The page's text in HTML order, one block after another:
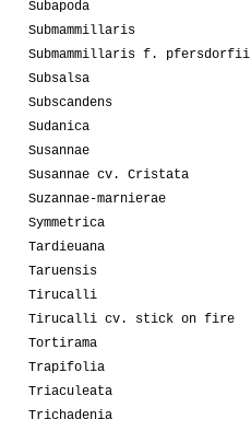
Subapoda
Submammillaris
Submammillaris f. pfersdorfii
Subsalsa
Subscandens
Sudanica
Susannae
Susannae cv. Cristata
Suzannae-marnierae
Symmetrica
Tardieuana
Taruensis
Tirucalli
Tirucalli cv. stick on fire
Tortirama
Trapifolia
Triaculeata
Trichadenia